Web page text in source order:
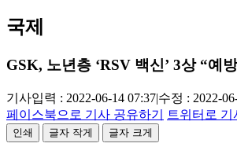
국제
GSK, 노년층 ‘RSV 백신’ 3상 “예
기사입력 : 2022-06-14 07:37|수정 : 2022-
페이스북으로 기사 공유하기
트위터로 기
인쇄 글자 작게 글자 크게